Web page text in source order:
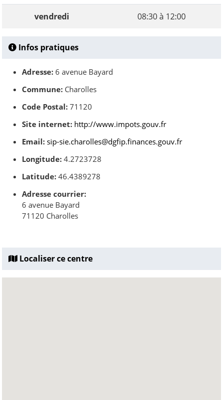
vendredi 08:30 à 12:00
Infos pratiques
Adresse: 6 avenue Bayard
Commune: Charolles
Code Postal: 71120
Site internet: http://www.impots.gouv.fr
Email: sip-sie.charolles@dgfip.finances.gouv.fr
Longitude: 4.2723728
Latitude: 46.4389278
Adresse courrier:
6 avenue Bayard
71120 Charolles
Localiser ce centre